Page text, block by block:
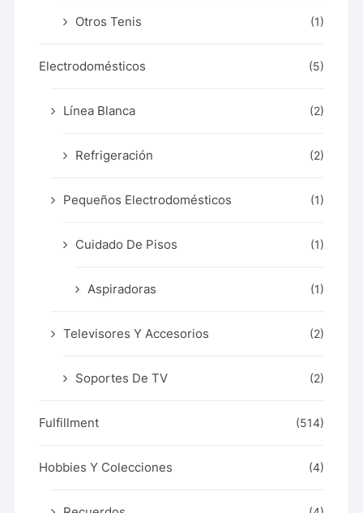
Otros Tenis (1)
Electrodomésticos (5)
Línea Blanca (2)
Refrigeración (2)
Pequeños Electrodomésticos (1)
Cuidado De Pisos (1)
Aspiradoras (1)
Televisores Y Accesorios (2)
Soportes De TV (2)
Fulfillment (514)
Hobbies Y Colecciones (4)